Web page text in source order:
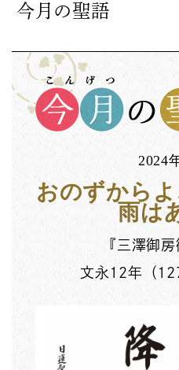
今月の聖語
2024
おのずから
雨は
『三澤御
文永12年（